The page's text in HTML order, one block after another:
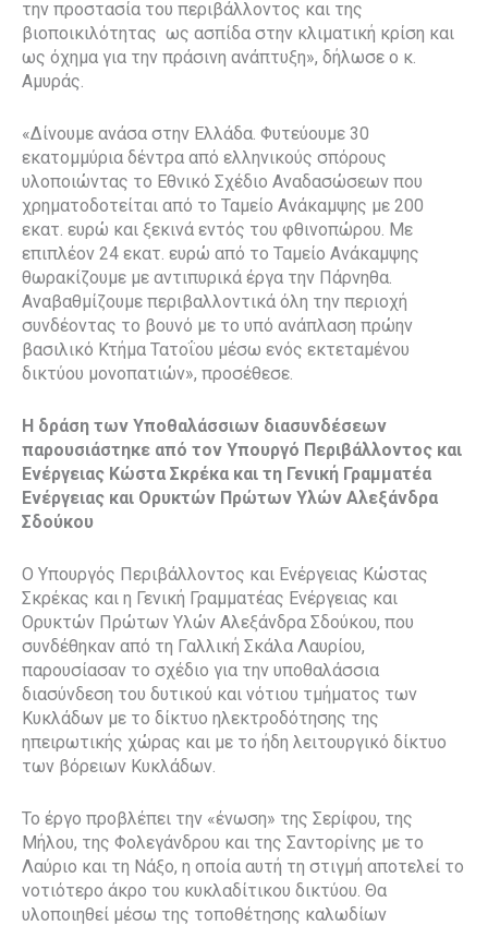
την προστασία του περιβάλλοντος και της
βιοποικιλότητας ως ασπίδα στην κλιματική κρίση και
ως όχημα για την πράσινη ανάπτυξη», δήλωσε ο κ.
Αμυράς.
«Δίνουμε ανάσα στην Ελλάδα. Φυτεύουμε 30
εκατομμύρια δέντρα από ελληνικούς σπόρους
υλοποιώντας το Εθνικό Σχέδιο Αναδασώσεων που
χρηματοδοτείται από το Ταμείο Ανάκαμψης με 200
εκατ. ευρώ και ξεκινά εντός του φθινοπώρου. Με
επιπλέον 24 εκατ. ευρώ από το Ταμείο Ανάκαμψης
θωρακίζουμε με αντιπυρικά έργα την Πάρνηθα.
Αναβαθμίζουμε περιβαλλοντικά όλη την περιοχή
συνδέοντας το βουνό με το υπό ανάπλαση πρώην
βασιλικό Κτήμα Τατοΐου μέσω ενός εκτεταμένου
δικτύου μονοπατιών», προσέθεσε.
Η δράση των Υποθαλάσσιων διασυνδέσεων
παρουσιάστηκε από τον Υπουργό Περιβάλλοντος και
Ενέργειας Κώστα Σκρέκα και τη Γενική Γραμματέα
Ενέργειας και Ορυκτών Πρώτων Υλών Αλεξάνδρα
Σδούκου
Ο Υπουργός Περιβάλλοντος και Ενέργειας Κώστας
Σκρέκας και η Γενική Γραμματέας Ενέργειας και
Ορυκτών Πρώτων Υλών Αλεξάνδρα Σδούκου, που
συνδέθηκαν από τη Γαλλική Σκάλα Λαυρίου,
παρουσίασαν το σχέδιο για την υποθαλάσσια
διασύνδεση του δυτικού και νότιου τμήματος των
Κυκλάδων με το δίκτυο ηλεκτροδότησης της
ηπειρωτικής χώρας και με το ήδη λειτουργικό δίκτυο
των βόρειων Κυκλάδων.
Το έργο προβλέπει την «ένωση» της Σερίφου, της
Μήλου, της Φολεγάνδρου και της Σαντορίνης με το
Λαύριο και τη Νάξο, η οποία αυτή τη στιγμή αποτελεί το
νοτιότερο άκρο του κυκλαδίτικου δικτύου. Θα
υλοποιηθεί μέσω της τοποθέτησης καλωδίων